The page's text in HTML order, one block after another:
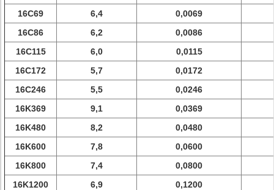
16C69
6,4
0,0069
16C86
6,2
0,0086
16C115
6,0
0,0115
16C172
5,7
0,0172
16C246
5,5
0,0246
16K369
9,1
0,0369
16K480
8,2
0,0480
16K600
7,8
0,0600
16K800
7,4
0,0800
16K1200
6,9
0,1200